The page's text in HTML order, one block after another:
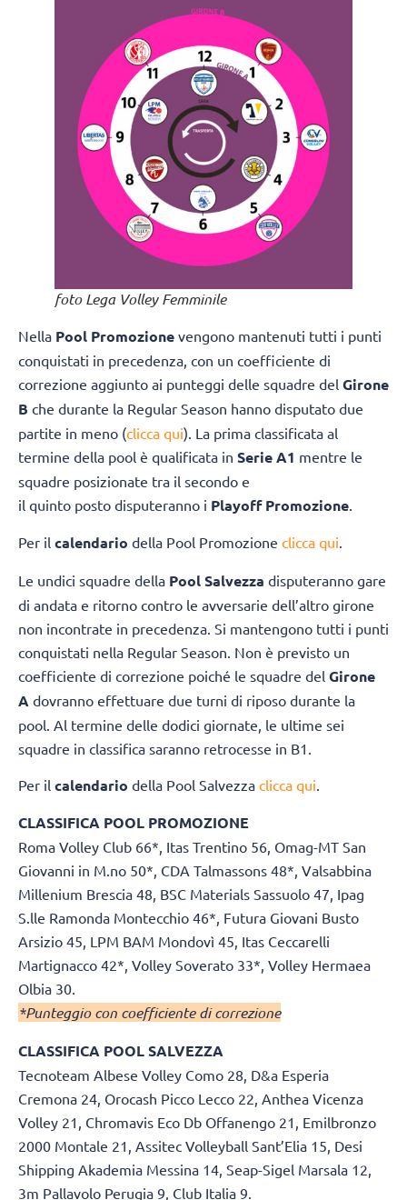
foto Lega Volley Femminile
Nella Pool Promozione vengono mantenuti tutti i punti
conquistati in precedenza, con un coefficiente di
correzione aggiunto ai punteggi delle squadre del Girone
B che durante la Regular Season hanno disputato due
partite in meno (clicca qui). La prima classificata al
termine della pool è qualificata in Serie A1 mentre le
squadre posizionate tra il secondo e
il quinto posto disputeranno i Playoff Promozione
Per il calendario della Pool Promozione clicca qui.
Le undici squadre della Pool Salvezza disputeranno gare
di andata e ritorno contro le avversarie dell’altro girone
non incontrate in precedenza. Si mantengono tutti i punti
conquistati nella Regular Season. Non è previsto un
coefficiente di correzione poiché le squadre del Girone
A dovranno effettuare due turni di riposo durante la
pool. Al termine delle dodici giornate, le ultime sei
squadre in classifica saranno retrocesse in B1.
Per il calendario della Pool Salvezza clicca qui
CLASSIFICA POOL PROMOZIONE
Roma Volley Club 66*, Itas Trentino 56, Omag-MT San
Giovanni in M.no 50*, CDA Talmassons 48*, Valsabbina
Millenium Brescia 48, BSC Materials Sassuolo 47, Ipag
S.lle Ramonda Montecchio 46*, Futura Giovani Busto
Arsizio 45, LPM BAM Mondovì 45, Itas Ceccarelli
Martignacco 42*, Volley Soverato 33*, Volley Hermaea
Olbia 30.
*Punteggio con coefficiente di correzione
CLASSIFICA POOL SALVEZZA
Tecnoteam Albese Volley Como 28, D&a Esperia
Cremona 24, Orocash Picco Lecco 22, Anthea Vicenza
Volley 21, Chromavis Eco Db Offanengo 21, Emilbronzo
2000 Montale 21, Assitec Volleyball Sant’Elia 15, Desi
Shipping Akademia Messina 14, Seap-Sigel Marsala 12,
3m Pallavolo Perugia 9, Club Italia 9.